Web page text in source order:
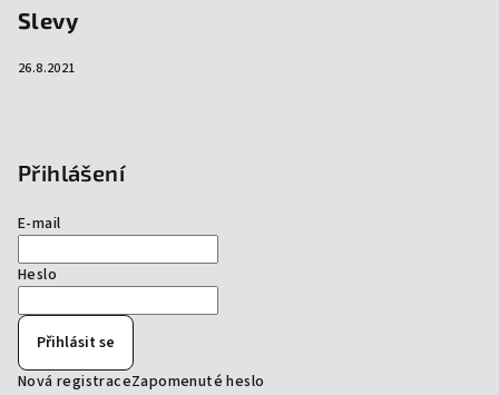
Slevy
26.8.2021
Přihlášení
E-mail
Heslo
Přihlásit se
Nová registraceZapomenuté heslo